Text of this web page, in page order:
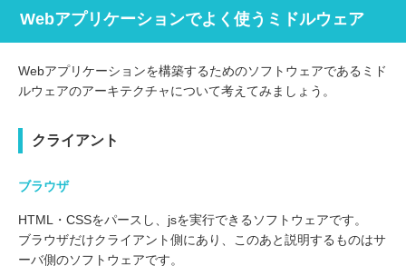
Webアプリケーションでよく使うミドルウェア
Webアプリケーションを構築するためのソフトウェアであるミド
ルウェアのアーキテクチャについて考えてみましょう。
クライアント
ブラウザ
HTML・CSSをパースし、jsを実行できるソフトウェアです。
ブラウザだけクライアント側にあり、このあと説明するものはサ
ーバ側のソフトウェアです。